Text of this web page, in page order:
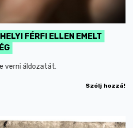
FÉRFI ELLEN EMELT
verni áldozatát.
Szólj hozzá!